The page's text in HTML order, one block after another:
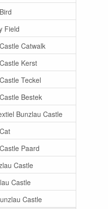
Field
Catwalk
Kerst
Teckel
Bestek
Bunzlau Castle
Paard
Castle
Castle
Castle